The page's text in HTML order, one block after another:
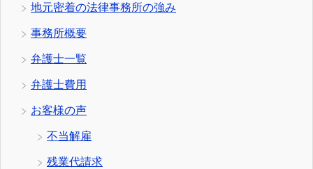
地元密着の法律事務所の強み
事務所概要
弁護士一覧
弁護士費用
お客様の声
不当解雇
残業代請求